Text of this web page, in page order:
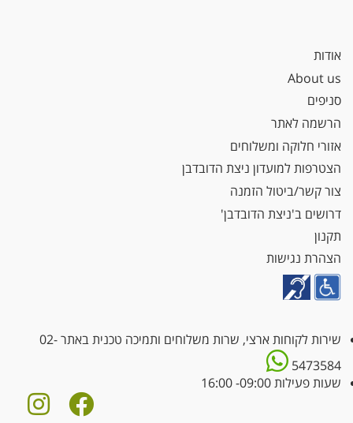
אודות
About us
סניפים
הרשמה לאתר
אזורי חלוקה ומשלוחים
הצטרפות למועדון ניצת הדובדבן
צור קשר/ביטול הזמנה
דרושים ב'ניצת הדובדבן'
תקנון
הצהרת נגישות
שירות לקוחות ארצי, שרות משלוחים ותמיכה טכנית באתר02-
5473584
שעות פעילות 09:00- 16:00